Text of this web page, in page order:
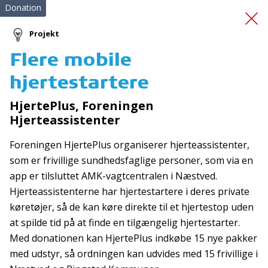
Side by side el cykel
Donation
Projekt
Flere mobile
hjertestartere
HjertePlus, Foreningen
Hjerteassistenter
Foreningen HjertePlus organiserer hjerteassistenter,
som er frivillige sundhedsfaglige personer, som via en
app er tilsluttet AMK-vagtcentralen i Næstved.
Hjerteassistenterne har hjertestartere i deres private
køretøjer, så de kan køre direkte til et hjertestop uden
at spilde tid på at finde en tilgængelig hjertestarter.
Med donationen kan HjertePlus indkøbe 15 nye pakker
med udstyr, så ordningen kan udvides med 15 frivillige i
Tilmeld nyhedsbrev
De seneste nyheder om TrygFondens og TryghedsGruppens
aktiviteter direkte i din indbakke.
Tilmeld